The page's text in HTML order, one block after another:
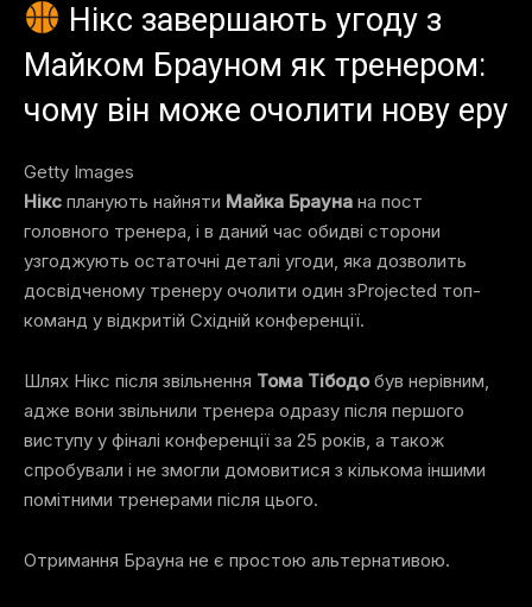
Нікс завершають угоду з
Майком Брауном як тренером:
чому він може очолити нову еру
Getty Images
Нікс планують найняти Майка Брауна на пост
головного тренера, і в даний час обидві сторони
узгоджують остаточні деталі угоди, яка дозволить
досвідченому тренеру очолити один зProjected топ-
команд у відкритій Східній конференції.
Шлях Нікс після звільнення Тома Тібодобув нерівним,
адже вони звільнили тренера одразу після першого
виступу у фіналі конференції за 25 років, а також
спробували і не змогли домовитися з кількома іншими
помітними тренерами після цього.
Отримання Брауна не є простою альтернативою.